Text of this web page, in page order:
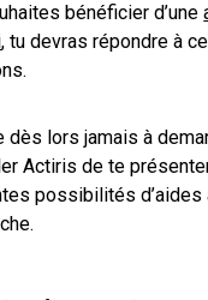
bénéficier d’une
, tu devras répondre à
dès lors jamais à
Actiris de te
possibilités d’aides